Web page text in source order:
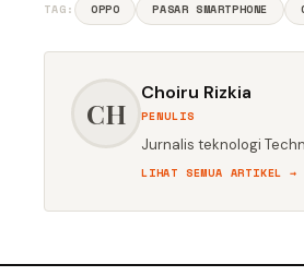
TAG: OPPO PASAR SMARTPHONE
CH
Choiru Rizkia
PENULIS
Jurnalis teknologi
LIHAT SEMUA ARTIKEL →